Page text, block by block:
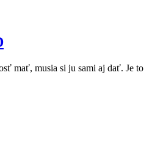
mať, musia si ju sami aj dať. Je to